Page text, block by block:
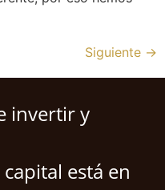
Siguiente →
invertir y
está en